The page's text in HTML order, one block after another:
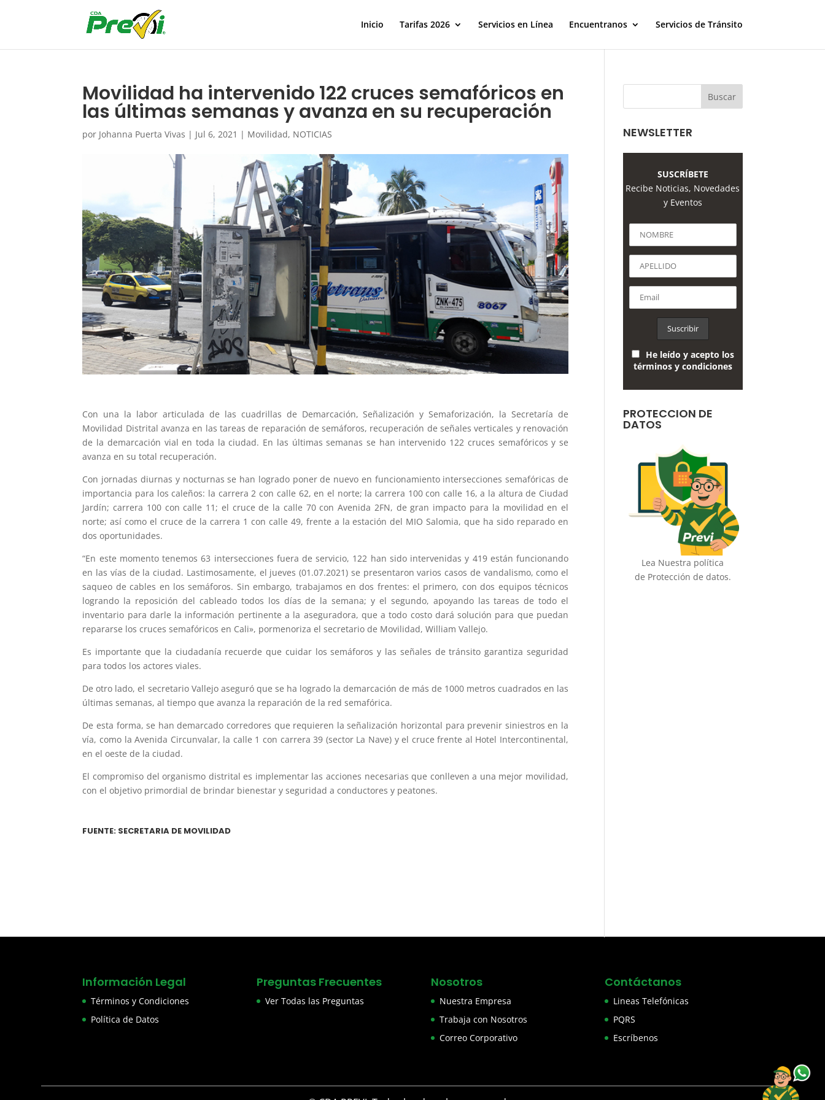
Inicio Tarifas 2026 Servicios en Línea Encuentranos Servicios de Tránsito
Movilidad ha intervenido 122 cruces semafóricos en
las últimas semanas y avanza en su recuperación
por Johanna Puerta Vivas | Jul 6, 2021 | Movilidad, NOTICIAS
Con una la labor articulada de las cuadrillas de Demarcación, Señalización y Semaforización, la Secretaría de
Movilidad Distrital avanza en las tareas de reparación de semáforos, recuperación de señales verticales y renovación
de la demarcación vial en toda la ciudad. En las últimas semanas se han intervenido 122 cruces semafóricos y se
avanza en su total recuperación.
Con jornadas diurnas y nocturnas se han logrado poner de nuevo en funcionamiento intersecciones semafóricas de
importancia para los caleños: la carrera 2 con calle 62, en el norte; la carrera 100 con calle 16, a la altura de Ciudad
Jardín; carrera 100 con calle 11; el cruce de la calle 70 con Avenida 2FN, de gran impacto para la movilidad en el
norte; así como el cruce de la carrera 1 con calle 49, frente a la estación del MIO Salomia, que ha sido reparado en
dos oportunidades.
“En este momento tenemos 63 intersecciones fuera de servicio, 122 han sido intervenidas y 419 están funcionando
en las vías de la ciudad. Lastimosamente, el jueves (01.07.2021) se presentaron varios casos de vandalismo, como el
saqueo de cables en los semáforos. Sin embargo, trabajamos en dos frentes: el primero, con dos equipos técnicos
logrando la reposición del cableado todos los días de la semana; y el segundo, apoyando las tareas de todo el
inventario para darle la información pertinente a la aseguradora, que a todo costo dará solución para que puedan
repararse los cruces semafóricos en Cali», pormenoriza el secretario de Movilidad, William Vallejo.
Es importante que la ciudadanía recuerde que cuidar los semáforos y las señales de tránsito garantiza seguridad
para todos los actores viales.
De otro lado, el secretario Vallejo aseguró que se ha logrado la demarcación de más de 1000 metros cuadrados en las
últimas semanas, al tiempo que avanza la reparación de la red semafórica.
De esta forma, se han demarcado corredores que requieren la señalización horizontal para prevenir siniestros en la
vía, como la Avenida Circunvalar, la calle 1 con carrera 39 (sector La Nave) y el cruce frente al Hotel Intercontinental,
en el oeste de la ciudad.
El compromiso del organismo distrital es implementar las acciones necesarias que conlleven a una mejor movilidad,
con el objetivo primordial de brindar bienestar y seguridad a conductores y peatones.
FUENTE: SECRETARIA DE MOVILIDAD
NEWSLETTER
SUSCRÍBETE
Recibe Noticias, Novedades
y Eventos
He leído y acepto los
términos y condiciones
PROTECCION DE
DATOS
Lea Nuestra política
de Protección de datos.
Información Legal
Términos y Condiciones
Política de Datos
Preguntas Frecuentes
Ver Todas las Preguntas
Nosotros
Nuestra Empresa
Trabaja con Nosotros
Correo Corporativo
Contáctanos
Lineas Telefónicas
PQRS
Escríbenos